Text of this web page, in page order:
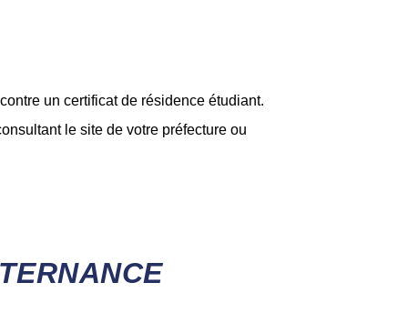
un certificat de résidence étudiant.
le site de votre préfecture ou